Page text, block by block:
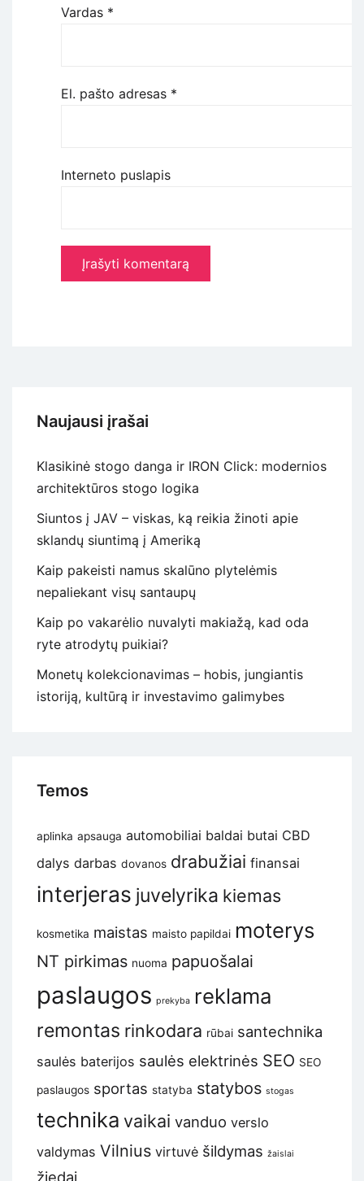
Vardas *
El. pašto adresas *
Interneto puslapis
Naujausi įrašai
Klasikinė stogo danga ir IRON Click: modernios
architektūros stogo logika
Siuntos į JAV – viskas, ką reikia žinoti apie
sklandų siuntimą į Ameriką
Kaip pakeisti namus skalūno plytelėmis
nepaliekant visų santaupų
Kaip po vakarėlio nuvalyti makiažą, kad oda
ryte atrodytų puikiai?
Monetų kolekcionavimas – hobis, jungiantis
istoriją, kultūrą ir investavimo galimybes
Temos
aplinka apsauga automobiliai baldai butai CBD
dalys darbas dovanos drabužiai finansai
interjeras juvelyrika kiemas
kosmetika maistas maisto papildai moterys
NT pirkimas nuoma papuošalai
paslaugos prekyba reklama
remontas rinkodara rūbai santechnika
saulės baterijos saulės elektrinės SEO SEO
paslaugos sportas statyba statybos stogas
technika vaikai vanduo verslo
valdymas Vilnius virtuvė šildymas žaislai
žiedai